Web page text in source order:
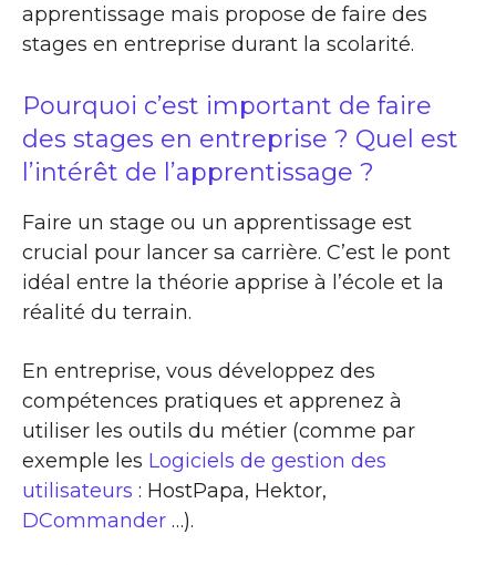
apprentissage mais propose de faire des
stages en entreprise durant la scolarité.
Pourquoi c’est important de faire
des stages en entreprise ? Quel est
l’intérêt de l’apprentissage ?
Faire un stage ou un apprentissage est
crucial pour lancer sa carrière. C’est le pont
idéal entre la théorie apprise à l’école et la
réalité du terrain.
En entreprise, vous développez des
compétences pratiques et apprenez à
utiliser les outils du métier (comme par
exemple les Logiciels de gestion des
utilisateurs : HostPapa, Hektor,
DCommander …).